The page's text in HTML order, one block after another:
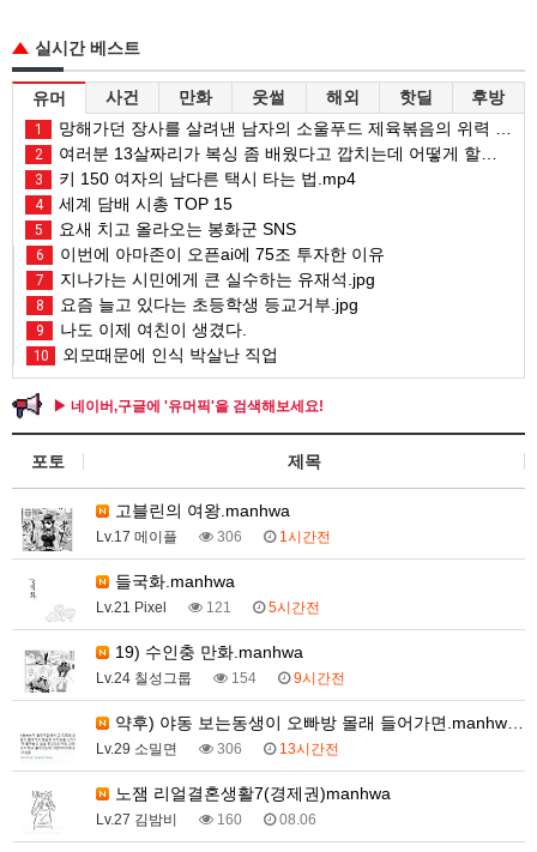
실시간 베스트
유머 사건 만화 웃썰 해외 핫딜 후방
1 망해가던 장사를 살려낸 남자의 소울푸드 제육볶음의 위력 ㅋㅋ
2 여러분 13살짜리가 복싱 좀 배웠다고 깝치는데 어떻게 할까요?
3 키 150 여자의 남다른 택시 타는 법.mp4
4 세계 담배 시총 TOP 15
5 요새 치고 올라오는 봉화군 SNS
6 이번에 아마존이 오픈ai에 75조 투자한 이유
7 지나가는 시민에게 큰 실수하는 유재석.jpg
8 요즘 늘고 있다는 초등학생 등교거부.jpg
9 나도 이제 여친이 생겼다.
10 외모때문에 인식 박살난 직업
▶ 네이버,구글에 '유머픽'을 검색해보세요!
포토 제목
고블린의 여왕.manhwa
Lv.17 메이플 306 1시간전
들국화.manhwa
Lv.21 Pixel 121 5시간전
19) 수인충 만화.manhwa
Lv.24 칠성그룹 154 9시간전
약후) 야동 보는동생이 오빠방 몰래 들어가면.manhw…
Lv.29 소밀면 306 13시간전
노잼 리얼결혼생활7(경제권)manhwa
Lv.27 김밤비 160 08.06